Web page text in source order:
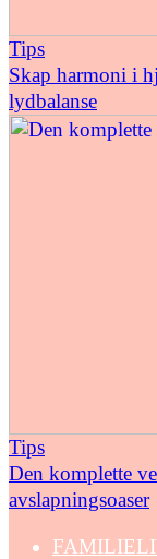
Tips
Skap harmoni i
lydbalanse
Tips
Den komplette
avslapningsoaser